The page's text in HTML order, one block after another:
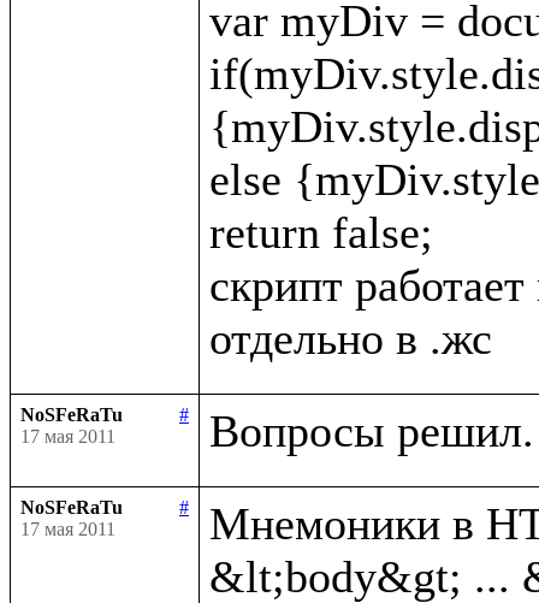
var myDiv =
else
return false;
скрипт
NoSFeRaTu
#
17 мая 2011
NoSFeRaTu
#
17 мая 2011
Мнемоники в
&lt;body&gt; ...